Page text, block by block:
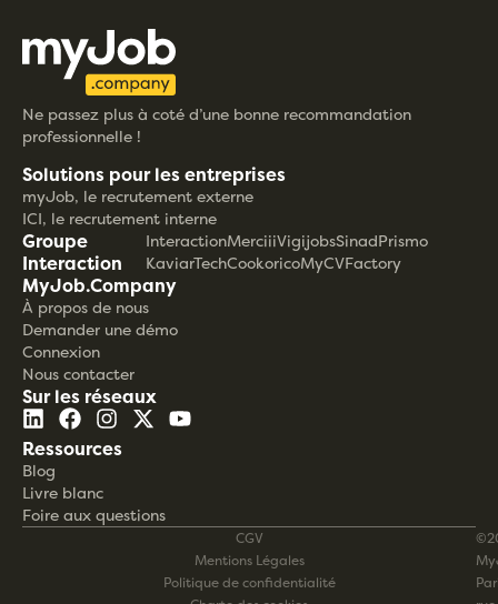
Ne passez plus à coté d’une bonne recommandation
professionnelle !
Solutions pour les entreprises
myJob, le recrutement externe
ICI, le recrutement interne
Groupe
Interaction
InteractionMerciiiVigijobsSinadPrismo
KaviarTechCookoricoMyCVFactory
MyJob.Company
À propos de nous
Demander une démo
Connexion
Nous contacter
Sur les réseaux
Ressources
Blog
Livre blanc
Foire aux questions
CGV
Mentions Légales
Politique de confidentialité